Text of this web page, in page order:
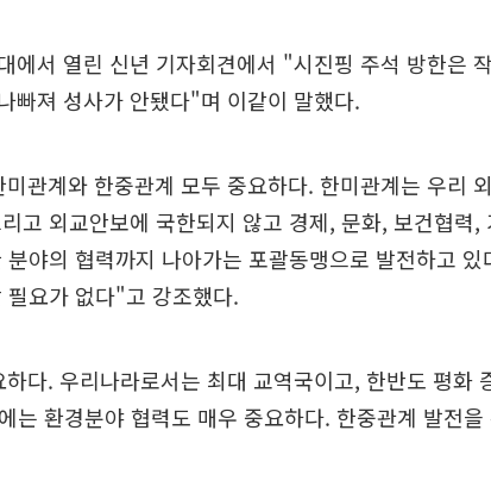
에서 열린 신년 기자회견에서 "시진핑 주석 방한은
빠져 성사가 안됐다"며 이같이 말했다.
관계와 한중관계 모두 중요하다. 한미관계는 우리
고 외교안보에 국한되지 않고 경제, 문화, 보건협력,
야의 협력까지 나아가는 포괄동맹으로 발전하고 있
요가 없다"고 강조했다.
다. 우리나라로서는 최대 교역국이고, 한반도 평화
는 환경분야 협력도 매우 중요하다. 한중관계 발전을